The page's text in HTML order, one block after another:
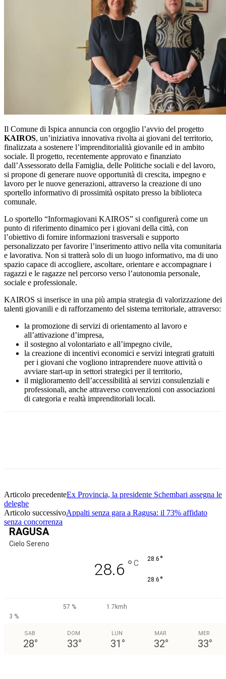
Il Comune di Ispica annuncia con orgoglio l’avvio del progetto
KAIROS, un’iniziativa innovativa rivolta ai giovani del territorio,
finalizzata a sostenere l’imprenditorialità giovanile ed in ambito
sociale. Il progetto, recentemente approvato e finanziato
dall’Assessorato della Famiglia, delle Politiche sociali e del lavoro,
si propone di generare nuove opportunità di crescita, impegno e
lavoro per le nuove generazioni, attraverso la creazione di uno
sportello informativo di prossimità ospitato presso la biblioteca
comunale.
Lo sportello “Informagiovani KAIROS” si configurerà come un
punto di riferimento dinamico per i giovani della città, con
l’obiettivo di fornire informazioni trasversali e supporto
personalizzato per favorire l’inserimento attivo nella vita comunitaria
e lavorativa. Non si tratterà solo di un luogo informativo, ma di uno
spazio capace di accogliere, ascoltare, orientare e accompagnare i
ragazzi e le ragazze nel percorso verso l’autonomia personale,
sociale e professionale.
KAIROS si inserisce in una più ampia strategia di valorizzazione dei
talenti giovanili e di rafforzamento del sistema territoriale, attraverso:
la promozione di servizi di orientamento al lavoro e
all’attivazione d’impresa,
il sostegno al volontariato e all’impegno civile,
la creazione di incentivi economici e servizi integrati gratuiti
per i giovani che vogliono intraprendere nuove attività o
avviare start-up in settori strategici per il territorio,
il miglioramento dell’accessibilità ai servizi consulenziali e
professionali, anche attraverso convenzioni con associazioni
di categoria e realtà imprenditoriali locali.
Articolo precedenteEx Provincia, la presidente Schembari assegna le
deleghe
Articolo successivoAppalti senza gara a Ragusa: il 73% affidato
senza concorrenza
RAGUSA
Cielo Sereno
28.6 ° C 28.6 °
28.6 °
57 %
1.7kmh
3 %
SAB
28°
DOM
33°
LUN
31 °
MAR
32°
MER
33°